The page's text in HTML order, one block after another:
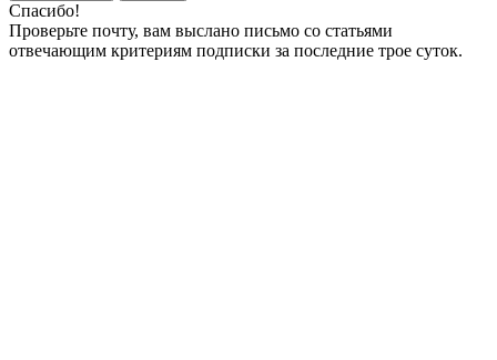
Спасибо!
Проверьте почту, вам выслано письмо со статьями
отвечающим критериям подписки за последние трое суток.